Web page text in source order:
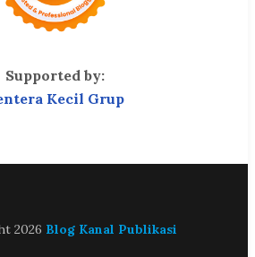
Supported by:
Kecil Grup
2026 Blog Kanal Publikasi